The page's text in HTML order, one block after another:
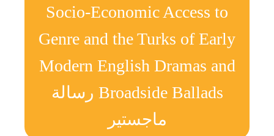
Socio-Economic Access to
Genre and the Turks of Early
Modern English Dramas and
Broadside Ballads رسالة
ماجستير